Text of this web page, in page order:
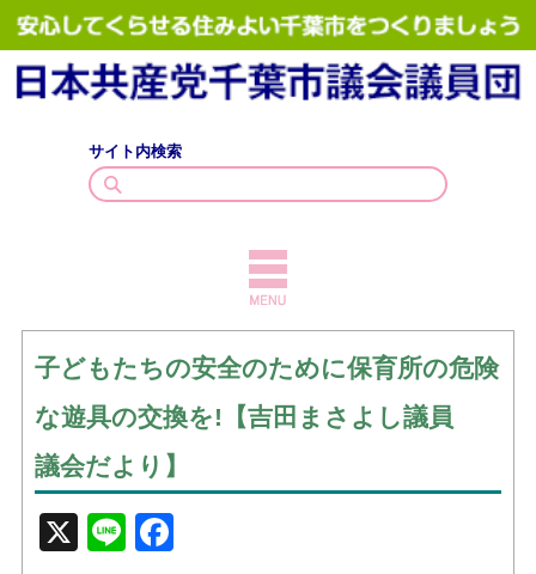
サイト内検索
政策・見解
お問い合せ
子どもたちの安全のために保育所の危険
な遊具の交換を!【吉田まさよし議員
議会だより】
X Line